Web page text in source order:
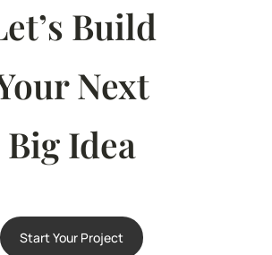
Build
Next
Big Idea
Start Your Project